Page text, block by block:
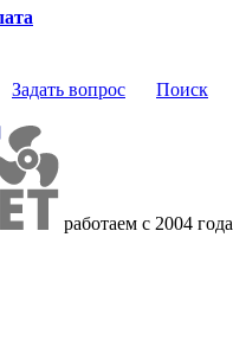
Задать вопрос Поиск
работаем с 2004 года